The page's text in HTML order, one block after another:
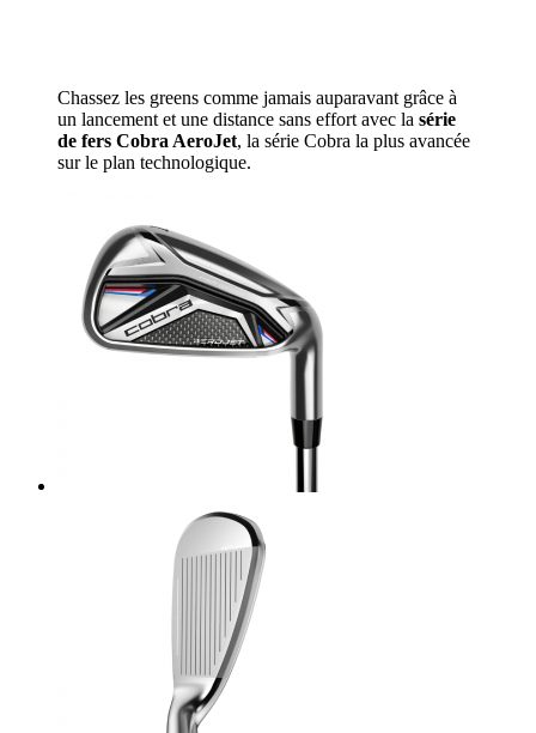
Chassez les greens comme jamais auparavant grâce à
un lancement et une distance sans effort avec la série
de fers Cobra AeroJet, la série Cobra la plus avancée
sur le plan technologique.